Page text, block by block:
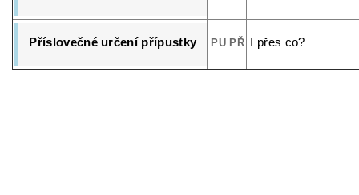
Příslovečné určení přípustky PU PŘ I přes co?